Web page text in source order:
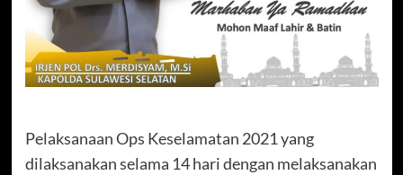
Pelaksanaan Ops Keselamatan 2021 yang
dilaksanakan selama 14 hari dengan melaksanakan